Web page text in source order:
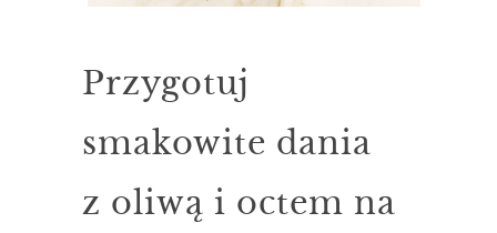
Przygotuj
smakowite dania
z oliwą i octem na